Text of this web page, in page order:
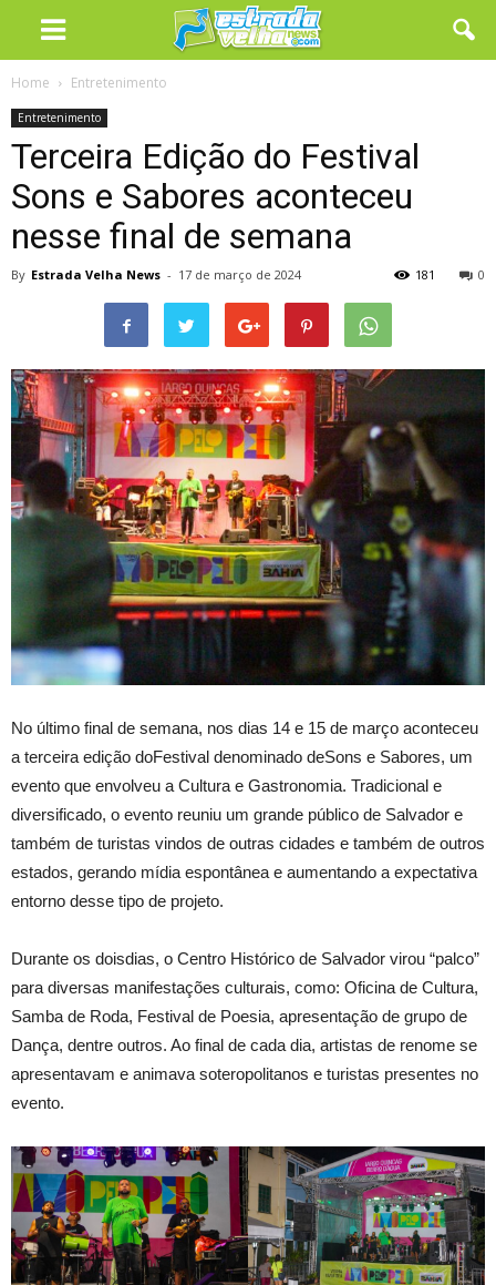
Home Entretenimento
Entretenimento
Terceira Edição do Festival
Sons e Sabores aconteceu
nesse final de semana
By Estrada Velha News - 17 de março de 2024 0
181
No último final de semana, nos dias 14 e 15 de março aconteceu
a terceira edição doFestival denominado deSons e Sabores, um
evento que envolveu a Cultura e Gastronomia. Tradicional e
diversificado, o evento reuniu um grande público de Salvador e
também de turistas vindos de outras cidades e também de outros
estados, gerando mídia espontânea e aumentando a expectativa
entorno desse tipo de projeto.
Durante os doisdias, o Centro Histórico de Salvador virou “palco”
para diversas manifestações culturais, como: Oficina de Cultura,
Samba de Roda, Festival de Poesia, apresentação de grupo de
Dança, dentre outros. Ao final de cada dia, artistas de renome se
apresentavam e animava soteropolitanos e turistas presentes no
evento.